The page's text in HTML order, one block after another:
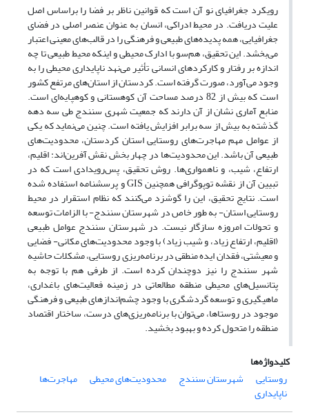
رویکرد جغرافیای نو آن است که قوانین ناظر بر فضا را براساس اصل
علیت دریافت. در محیط ادراکی، انسان به عنوان عنصر اصلی در فضای
جغرافیایی، همه پدیده‌های طبیعی و فرهنگی را در قالب‌های معینی اعتبار
می‌بخشد. این تحقیق، هم‌سو با ادارک محیطی و اینکه محیط طبیعی تا چه
اندازه بر رفتار و کارکردهای انسانی تأثیر می‌نهد ناپایداری محیطی را به‌
وجود می‌آورد، صورت گرفته است. کردستان از استان‌های مرتفع کشور
است که بیش از 82 درصد مساحت آن کوهستانی و کوهپایه‌ای است.
منابع آماری نشان از آن دارند که جمعیت شهری سنندج طی سه دهه
گذشته به بیش از سه برابر افزایش یافته است. چنین می‌نماید که یکی
از عوامل مهم مهاجرت‌های روستایی استان کردستان، محدودیت‌های
طبیعی آن باشد. این محدودیت‌ها در چهار بخش نقش آفرین‌اند: اقلیم،
ارتفاع، شیب، و ناهمواری‌ها. روش تحقیق، پس‌رویدادی است که در
تبیین آن از نقشه توپوگرافی همچنین GIS و پرسشنامه استفاده شده
است. نتایج تحقیق، این را گوشزد می‌کنند که نظام استقرار در محیط
روستایی استان- به طور خاص در شهرستان سنندج- با الزامات توسعه
و تحولات امروزه سازگار نیست. در شهرستان سنندج عوامل طبیعی
(اقلیم، ارتفاع زیاد، و شیب زیاد) با وجود محدودیت‌های مکانی- فضایی
و معیشتی، فقدان ایده منطقی در برنامه‌ریزی روستایی، مشکلات حاشیه
شهر سنندج را نیز دوچندان کرده است. از طرفی هم با توجه به
پتانسیل‌های محیطی منطقه مطالعاتی در زمینه فعالیت‌های باغداری،
ماهیگیری و توسعه گردشگری با وجود چشم‌اندازهای طبیعی و فرهنگی
موجود در روستاها، می‌توان با برنامه‌ریزی‌های درست، ساختار اقتصاد
منطقه را متحول کرده و بهبود بخشید.
کلیدواژه‌ها
روستایی
شهرستان سنندج محدودیت‌های محیطی مهاجرت‌ها
ناپایداری